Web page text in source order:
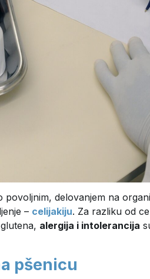
delovanjem na
– celijakiju. Za razliku od
alergija i intolerancija
pšenicu